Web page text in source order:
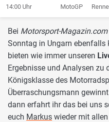
14:00 Uhr MotoGP
Bei Motorsport-Magazin.com
Sonntag in Ungarn ebenfalls
bieten wie immer unseren
Ergebnisse und Analysen zu
Königsklasse des
Überraschungsmann
dann erfahrt ihr das bei uns
euch Markus wieder mit